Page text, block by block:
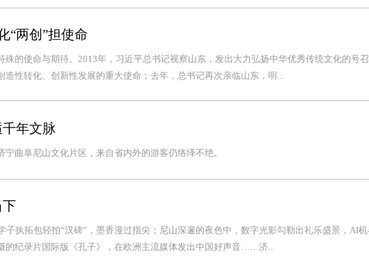
“两创”担使命
殊的使命与期待。2013年，习近平总书记视察山东，发出大力弘扬中华优秀传统文化的号
造性转化、创新性发展的重大使命；去年，总书记再次亲临山东，明...
年文脉
曲阜尼山文化片区，来自省内外的游客仍络绎不绝。
子执拓包轻拍“汉碑”，墨香漫过指尖；尼山深邃的夜色中，数字光影勾勒出礼乐盛景，AI
的纪录片国际版《孔子》，在欧洲主流媒体发出中国好声音……济...